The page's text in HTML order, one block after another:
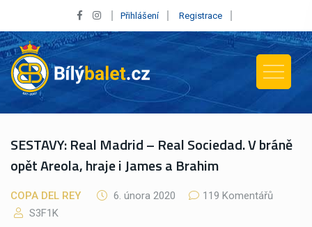
Přihlášení Registrace
SESTAVY: Real Madrid – Real Sociedad. V bráně
opět Areola, hraje i James a Brahim
COPA DEL REY 6. února 2020
119 Komentářů
S3F1K